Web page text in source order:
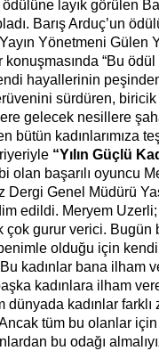
ödülüne layık görülen
Barış Arduç’un
Yönetmeni Gülen
konuşmasında “Bu
hayallerinin
sürdüren, biricik
gelecek nesillere
bütün kadınlarımıza
“Yılın Güçlü
olan başarılı oyuncu
Dergi Genel Müdürü
edildi. Meryem
çok gurur verici. Bugün
olduğu için
kadınlar bana ilham
kadınlara ilham
dünyada kadınlar farklı
tüm bu olanlar
bu odağı